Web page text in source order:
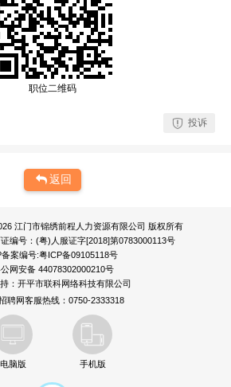
职位二维码
投诉
返回
江门市锦绣前程人力资源有限公司 版权所有
编号：(粤)人服证字[2018]第0783000113号
备案编号:粤ICP备09105118号
网安备 44078302000210号
： 开平市联科网络科技有限公司
聘网客服热线：0750-2333318
电脑版 手机版